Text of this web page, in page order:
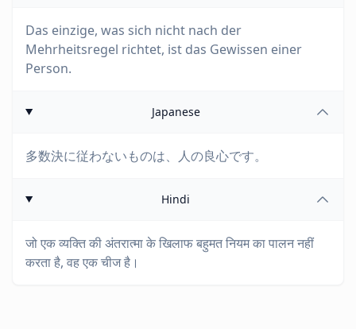
Das einzige, was sich nicht nach der
Mehrheitsregel richtet, ist das Gewissen einer
Person.
Japanese
多数決に従わないものは、人の良心です。
Hindi
जो एक व्यक्ति की अंतरात्मा के खिलाफ बहुमत नियम का पालन नहीं
करता है, वह एक चीज है।